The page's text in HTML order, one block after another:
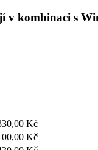
v kombinaci s
Kč
Kč